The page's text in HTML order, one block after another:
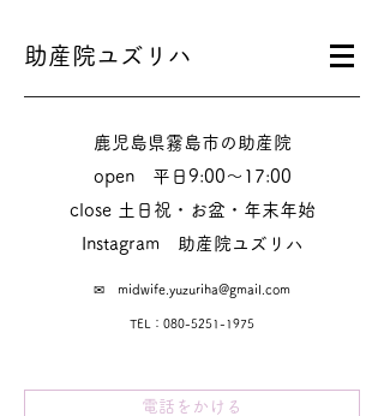
助産院ユズリハ
鹿児島県霧島市の助産院
​​open 平日9:00～17:00
close 土日祝・お盆・年末年始
Instagram​ 助産院ユズリハ
✉ midwife.yuzuriha@gmail.com
TEL：080-5251-1975
電話をかける